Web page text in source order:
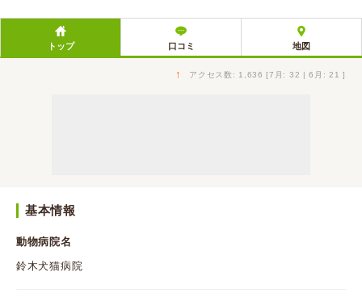
Calooペットとは？
トップ 口コミ 地図
↑ アクセス数: 1,636 [7月: 32 | 6月: 21 ]
基本情報
動物病院名
鈴木犬猫病院